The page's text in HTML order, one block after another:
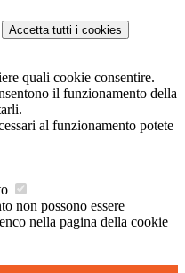
Accetta tutti i cookies
quali cookie consentire.
il funzionamento della
al funzionamento potete
non possono essere
nella pagina della cookie